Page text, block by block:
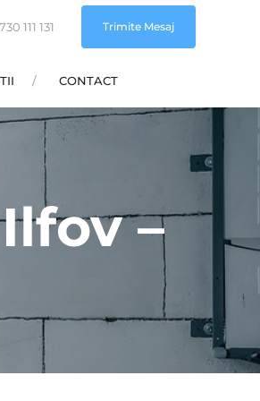
111 131 Trimite Mesaj
CONTACT
–